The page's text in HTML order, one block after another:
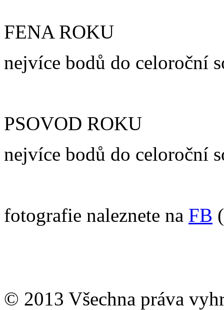
FENA ROKU
nejvíce bodů do celoroční
PSOVOD ROKU
nejvíce bodů do celoroční
fotografie naleznete na FB
© 2013 Všechna práva